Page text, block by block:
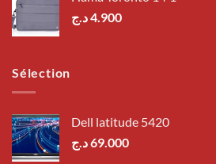
4.900د.ج
Sélection
Dell latitude 5420
69.000د.ج